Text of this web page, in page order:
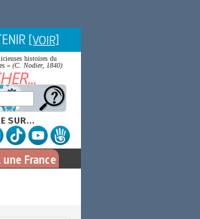
[VOIR]
histoires du
» (C. Nodier, 1840)
SUR...
France